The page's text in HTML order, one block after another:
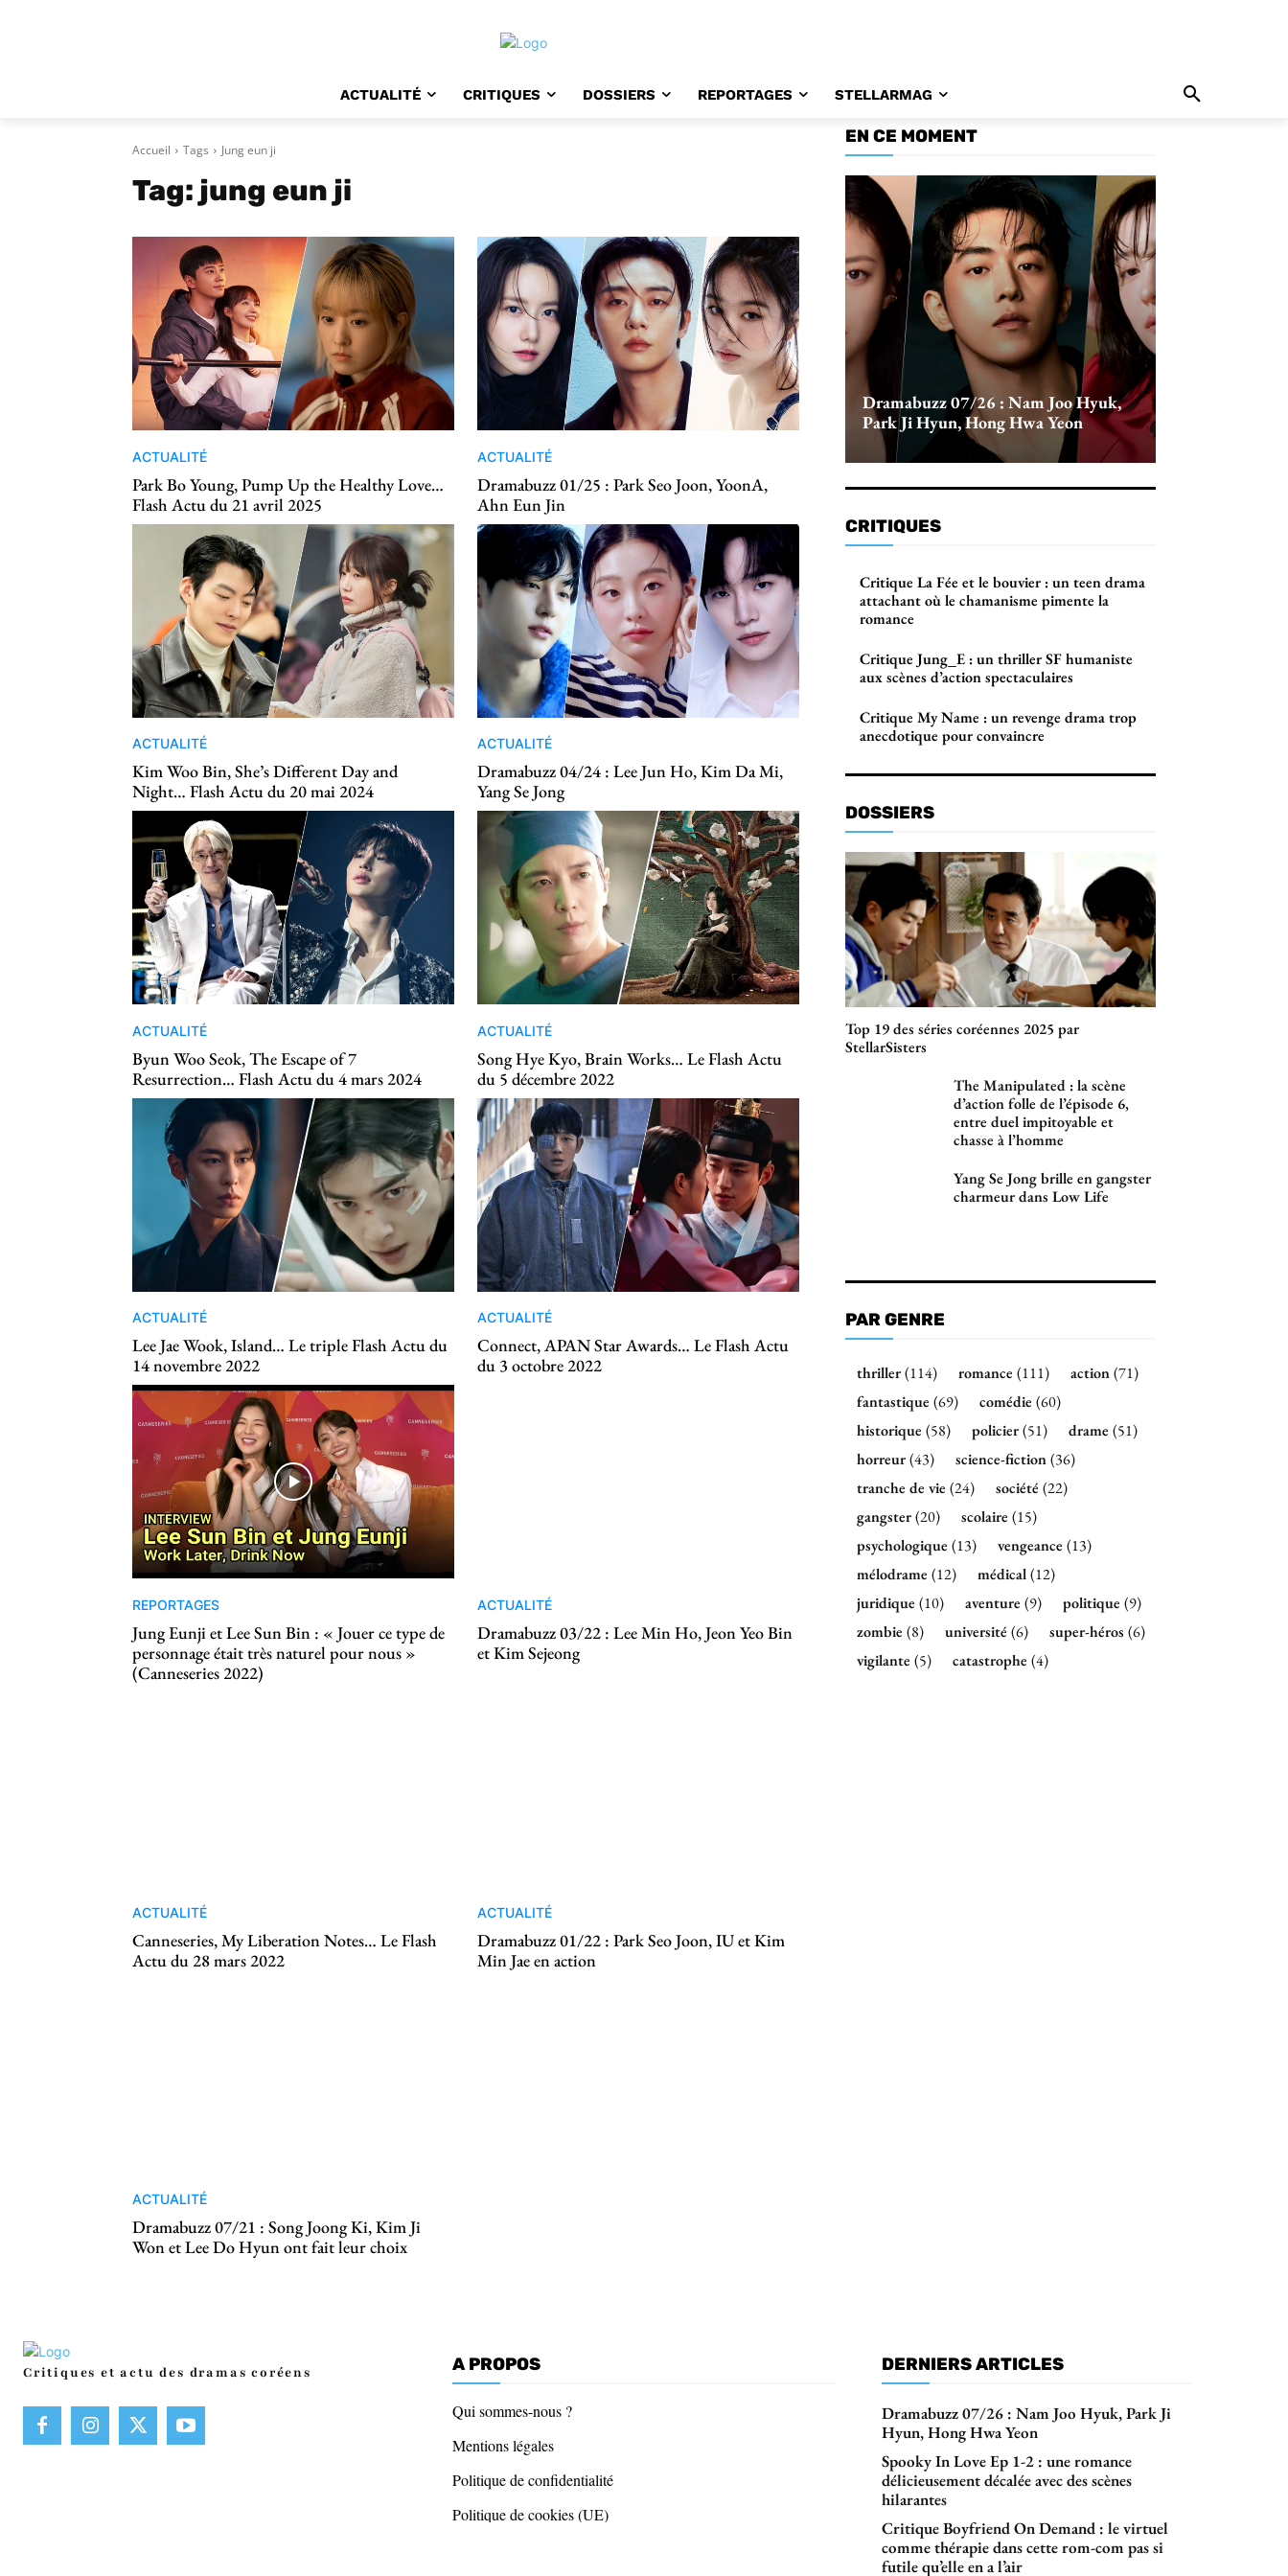
ACTUALITÉ CRITIQUES DOSSIERS REPORTAGES STELLARMAG
Accueil Tags Jung eun ji
Tag: jung eun ji
ACTUALITÉ
Park Bo Young, Pump Up the Healthy Love…
Flash Actu du 21 avril 2025
ACTUALITÉ
Dramabuzz 01/25 : Park Seo Joon, YoonA,
Ahn Eun Jin
ACTUALITÉ
Kim Woo Bin, She’s Different Day and
Night… Flash Actu du 20 mai 2024
ACTUALITÉ
Dramabuzz 04/24 : Lee Jun Ho, Kim Da Mi,
Yang Se Jong
ACTUALITÉ
Byun Woo Seok, The Escape of 7
Resurrection… Flash Actu du 4 mars 2024
ACTUALITÉ
Song Hye Kyo, Brain Works… Le Flash Actu
du 5 décembre 2022
ACTUALITÉ
Lee Jae Wook, Island… Le triple Flash Actu du
14 novembre 2022
ACTUALITÉ
Connect, APAN Star Awards… Le Flash Actu
du 3 octobre 2022
REPORTAGES
Jung Eunji et Lee Sun Bin : « Jouer ce type de
personnage était très naturel pour nous »
(Canneseries 2022)
ACTUALITÉ
Dramabuzz 03/22 : Lee Min Ho, Jeon Yeo Bin
et Kim Sejeong
ACTUALITÉ
Canneseries, My Liberation Notes… Le Flash
Actu du 28 mars 2022
ACTUALITÉ
Dramabuzz 01/22 : Park Seo Joon, IU et Kim
Min Jae en action
ACTUALITÉ
Dramabuzz 07/21 : Song Joong Ki, Kim Ji
Won et Lee Do Hyun ont fait leur choix
EN CE MOMENT
Dramabuzz 07/26 : Nam Joo Hyuk,
Park Ji Hyun, Hong Hwa Yeon
CRITIQUES
Critique La Fée et le bouvier : un teen drama
attachant où le chamanisme pimente la
romance
Critique Jung_E : un thriller SF humaniste
aux scènes d’action spectaculaires
Critique My Name : un revenge drama trop
anecdotique pour convaincre
DOSSIERS
Top 19 des séries coréennes 2025 par
StellarSisters
The Manipulated : la scène
d’action folle de l’épisode 6,
entre duel impitoyable et
chasse à l’homme
Yang Se Jong brille en gangster
charmeur dans Low Life
PAR GENRE
thriller(114) romance (111) action(71)
fantastique (69) comédie (60)
historique (58) policier(51) drame (51)
horreur(43) science-fiction(36)
tranche de vie (24) société (22)
gangster(20) scolaire (15)
psychologique (13) vengeance (13)
mélodrame (12) médical(12)
juridique (10) aventure (9) politique (9)
zombie (8) université (6) super-héros (6)
vigilante (5) catastrophe (4)
Critiques et actu des dramas coréens A PROPOS
Qui sommes-nous ?
Mentions légales
Politique de confidentialité
Politique de cookies (UE)
DERNIERS ARTICLES
Dramabuzz 07/26 : Nam Joo Hyuk, Park Ji
Hyun, Hong Hwa Yeon
Spooky In Love Ep 1-2 : une romance
délicieusement décalée avec des scènes
hilarantes
Critique Boyfriend On Demand : le virtuel
comme thérapie dans cette rom-com pas si
futile qu’elle en a l’air